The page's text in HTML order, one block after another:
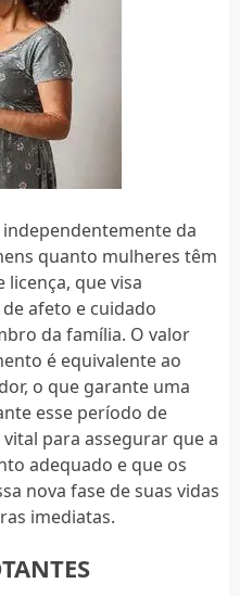
da
quanto mulheres têm
que visa
afeto e cuidado
da família. O valor
é equivalente ao
o que garante uma
esse período de
para assegurar que a
adequado e que os
nova fase de suas vidas
imediatas.